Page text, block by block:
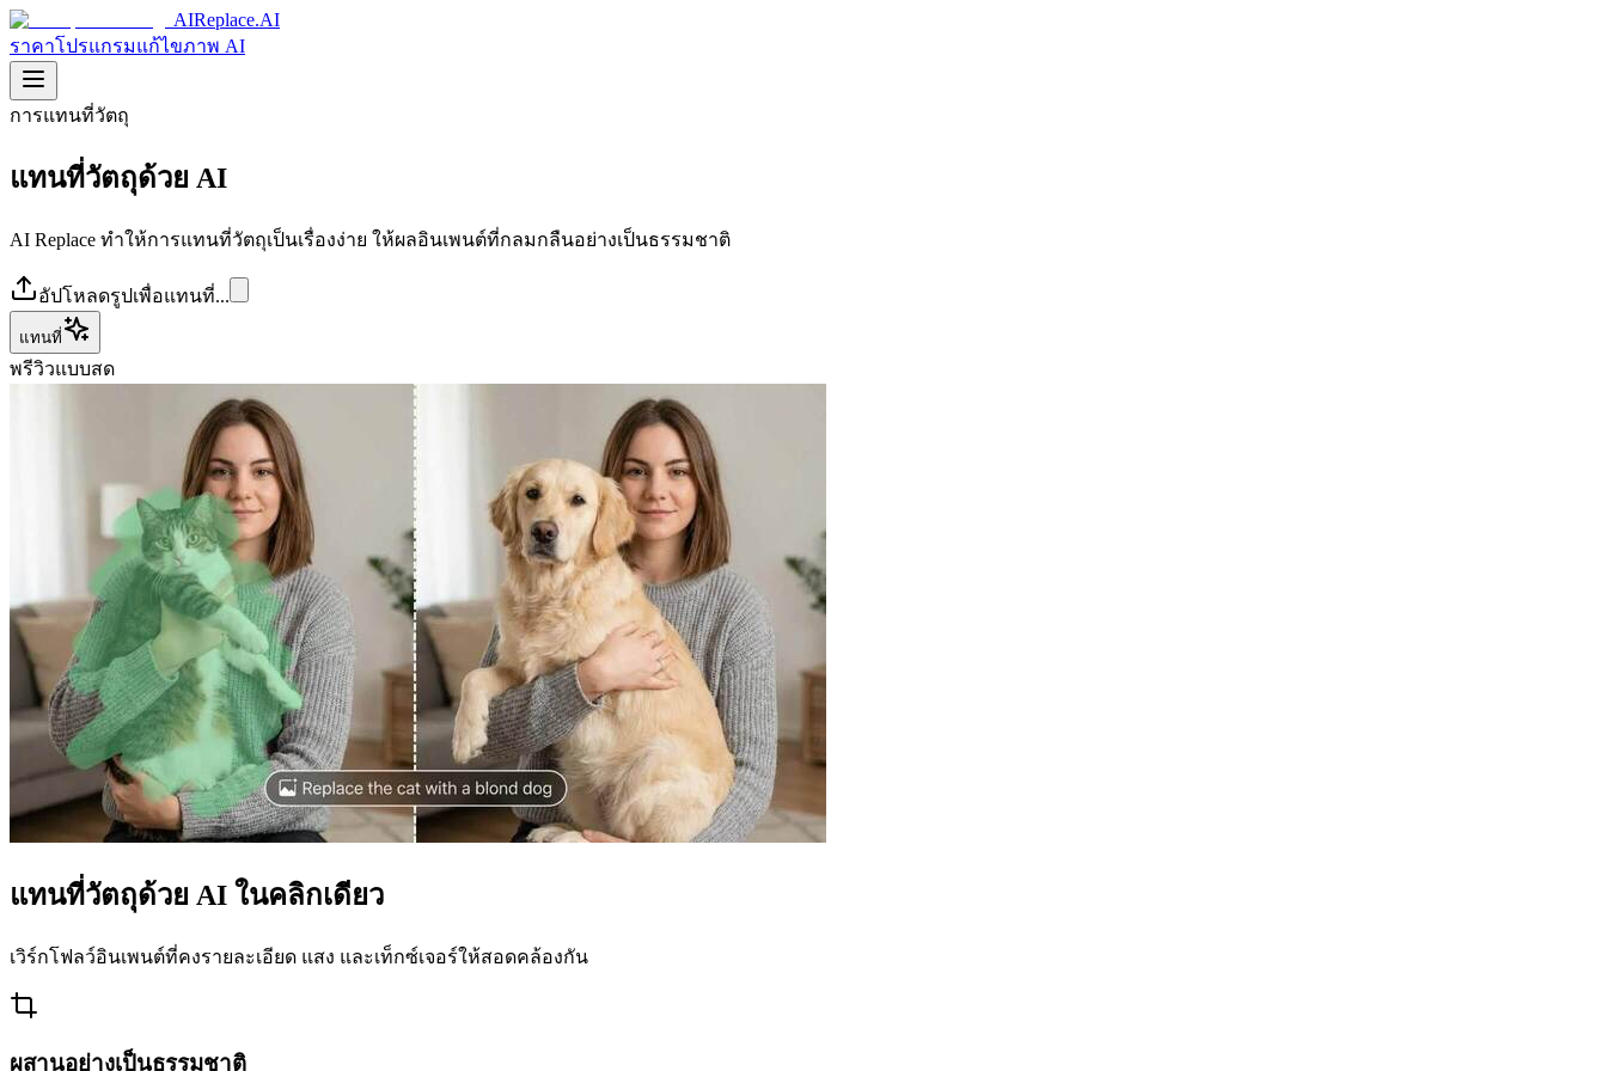
AIReplace.AI
ราคาโปรแกรมแก้ไขภาพ AI
การแทนที่วัตถุ
แทนที่วัตถุด้วย AI
AI Replace ทำให้การแทนที่วัตถุเป็นเรื่องง่าย ให้ผลอินเพนต์ที่กลมกลืนอย่างเป็นธรรมชาติ
อัปโหลดรูปเพื่อแทนที่...
แทนที่
พรีวิวแบบสด
แทนที่วัตถุด้วย AI ในคลิกเดียว
เวิร์กโฟลว์อินเพนต์ที่คงรายละเอียด แสง และเท็กซ์เจอร์ให้สอดคล้องกัน
ผสานอย่างเป็นธรรมชาติ